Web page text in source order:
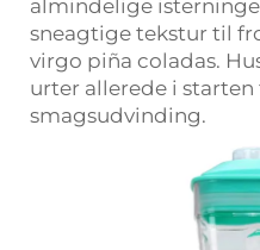
almindelige
sneagtige tekstur til
virgo piña coladas.
urter allerede i
smagsudvinding.